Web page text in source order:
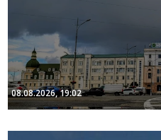
08.08.2026, 19:02